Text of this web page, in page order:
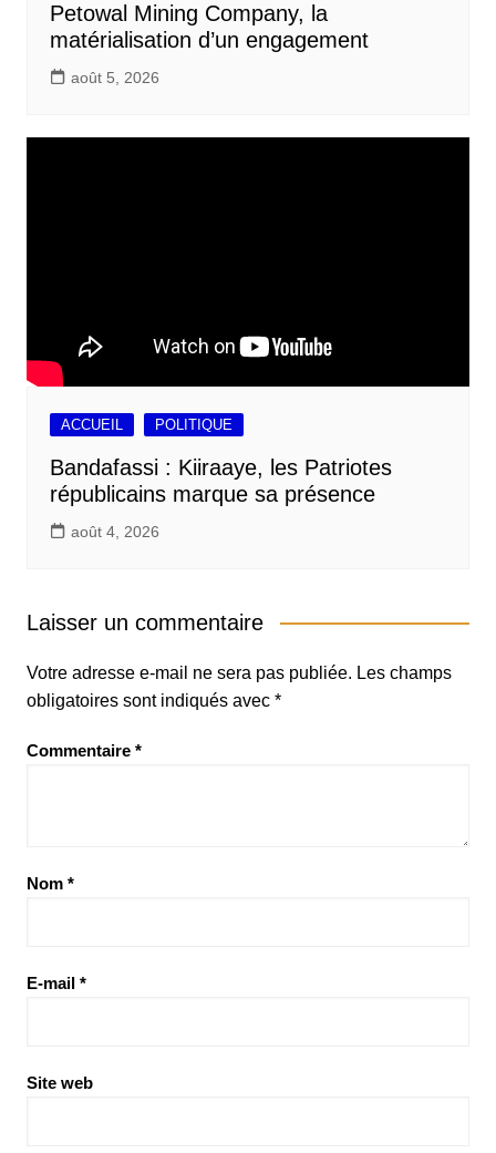
Petowal Mining Company, la
matérialisation d’un engagement
août 5, 2026
ACCUEIL POLITIQUE
Bandafassi : Kiiraaye, les Patriotes
républicains marque sa présence
août 4, 2026
Laisser un commentaire
Votre adresse e-mail ne sera pas publiée. Les champs
obligatoires sont indiqués avec *
Commentaire *
Nom *
E-mail *
Site web